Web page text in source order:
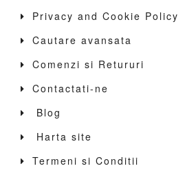
Privacy and Cookie Policy
Cautare avansata
Comenzi si Retururi
Contactati-ne
Blog
Harta site
Termeni si Conditii